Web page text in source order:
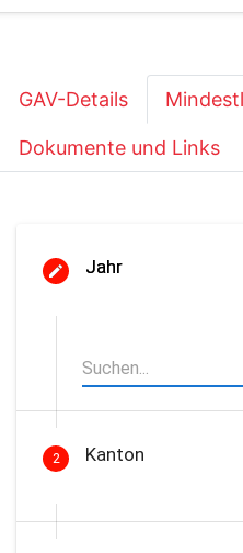
GAV-Details
Dokumente und Links
Jahr
2 Kanton